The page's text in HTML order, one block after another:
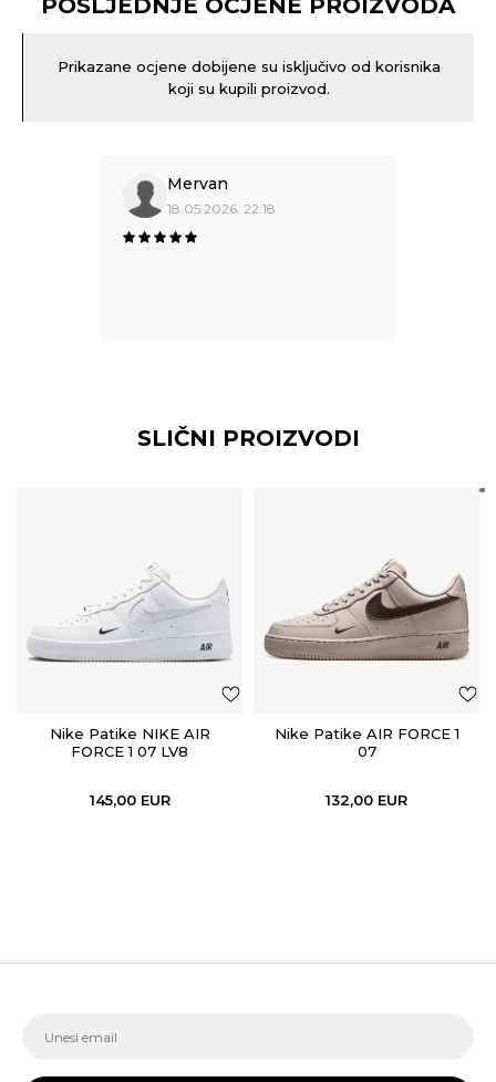
POSLJEDNJE OCJENE PROIZVODA
Prikazane ocjene dobijene su isključivo od korisnika
koji su kupili proizvod.
Mervan
18.05.2026. 22:18
SLIČNI PROIZVODI
Nike Patike NIKE AIR
FORCE 1 07 LV8
145,00 EUR
Nike Patike AIR FORCE 1
07
132,00 EUR